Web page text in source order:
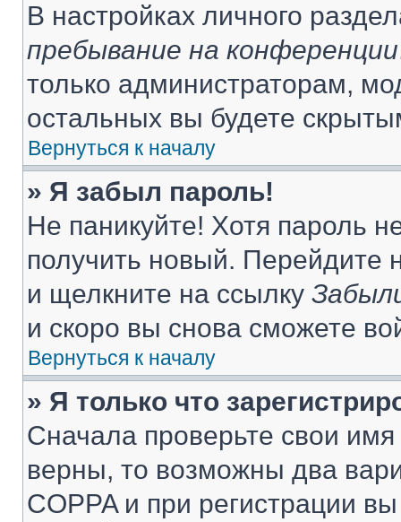
В настройках личного
пребывание на конференции
только администраторам,
остальных вы будете
Вернуться к началу
» Я забыл пароль!
Не паникуйте! Хотя пароль
получить новый. Перейдите
и щелкните на ссылку
и скоро вы снова сможете
Вернуться к началу
» Я только что
Сначала проверьте свои
верны, то возможны два
COPPA и при регистрации